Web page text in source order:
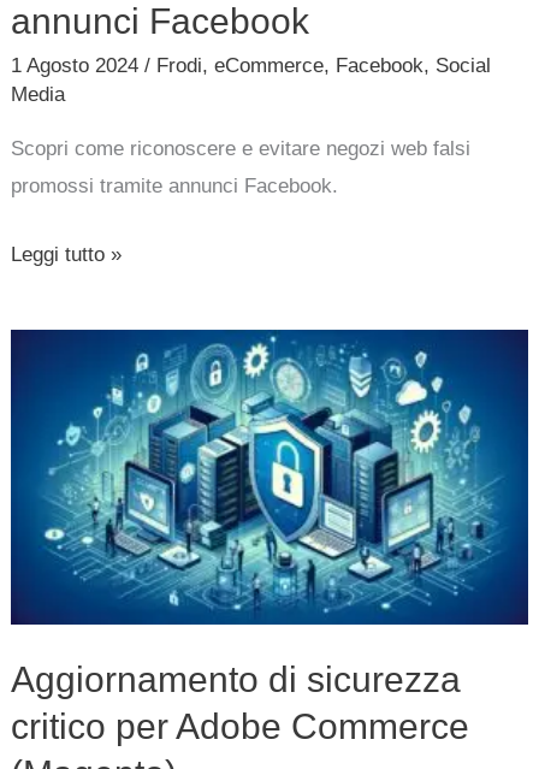
annunci Facebook
1 Agosto 2024/ Frodi,eCommerce, Facebook, Social
Media
Scopri come riconoscere e evitare negozi web falsi
promossi tramite annunci Facebook.
Leggi tutto »
Aggiornamento di sicurezza
critico per Adobe Commerce
Aggiornamento
sicurezza
critico
Adobe
Commerce